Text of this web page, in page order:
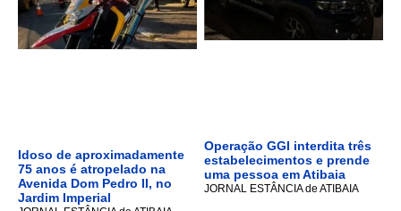
Idoso de aproximadamente
75 anos é atropelado na
Avenida Dom Pedro II, no
Jardim Imperial
Operação GGI interdita três
estabelecimentos e prende
uma pessoa em Atibaia
JORNAL ESTÂNCIA de ATIBAIA